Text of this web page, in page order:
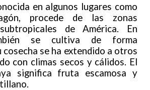
en algunos lugares como
procede de las zonas
de América. En
se cultiva de forma
se ha extendido a otros
con climas secos y cálidos. El
significa fruta escamosa y